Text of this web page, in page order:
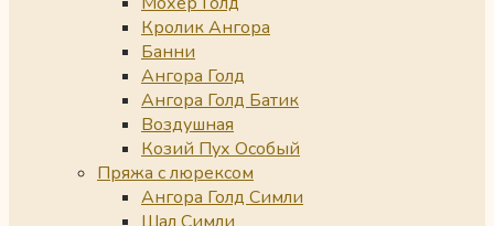
Кролик Ангора
Банни
Ангора Голд
Ангора Голд Батик
Воздушная
Козий Пух Особый
Пряжа с люрексом
Ангора Голд Симли